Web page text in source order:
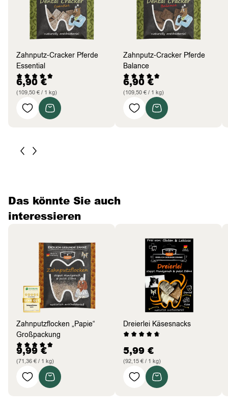
Zahnputz-Cracker Pferde
Essential
6,90€
(109,50 € / 1 kg)
Zahnputz-Cracker Pferde
Balance
6,90€
(109,50 € / 1 kg)
Das könnte Sie auch
interessieren
Zahnputzflocken „Papie“
Großpackung
9,99€
(71,36 € / 1 kg)
Dreierlei Käsesnacks
5,99 €
(92,15 € / 1 kg)